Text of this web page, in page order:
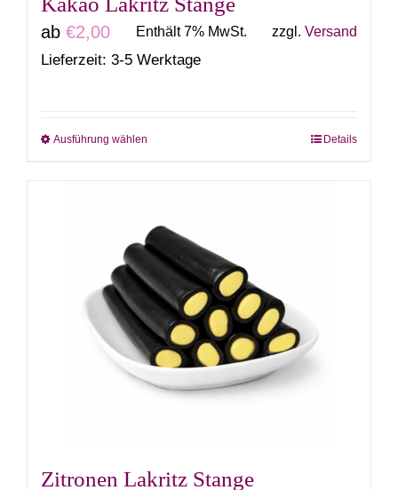
werden
ab €2,00 Enthält 7% MwSt. zzgl. Versand
Lieferzeit: 3-5 Werktage
Ausführung wählen
mehrere
Varianten
auf.
Die
Optionen
können
auf
Details
Zitronen Lakritz Stange